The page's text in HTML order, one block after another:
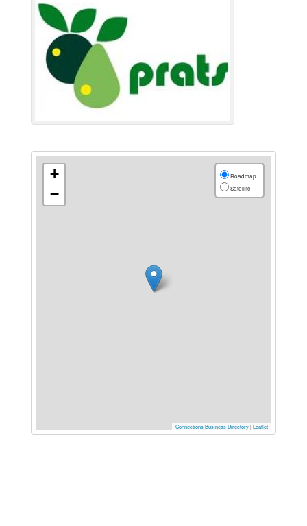
+
−
Roadmap
Satellite
Connections Business Directory|Leaflet